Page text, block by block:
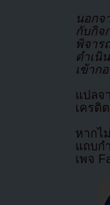
นอกจ
กับกิจ
พิจาร
ดำเนิ
เข้าก
แปล
เครดิ
หากไ
แถบก
เพจ